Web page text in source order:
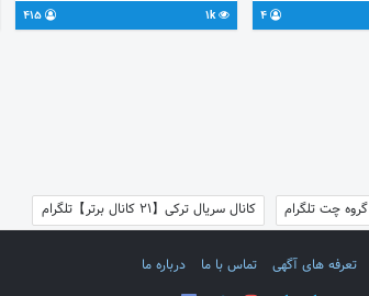
4
1k
415
گروه چت تلگرام کانال سریال ترکی【21 کانال برتر】تلگرام
تعرفه های آگهی تماس با ما درباره ما